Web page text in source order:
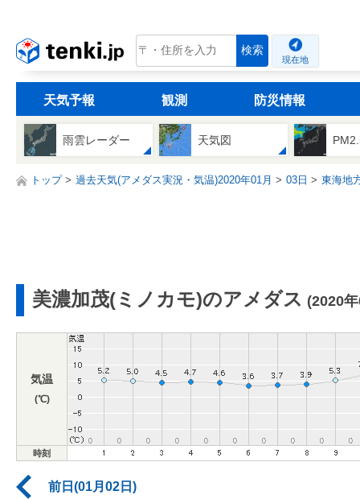
tenki.jp 検索
現在地
天気予報 観測 防災情報
雨雲レーダー 天気図
トップ 過去天気(アメダス実況・気温)2020年01月 03日 東海地
美濃加茂(ミノカモ)のアメダス (2020
気温
(℃)
時刻
前日(01月02日)